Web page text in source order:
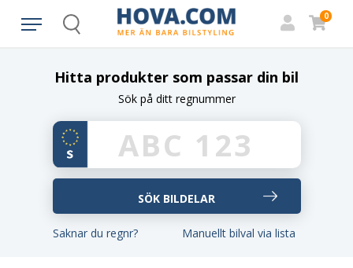
Search
0
Hitta produkter som passar din bil
Sök på ditt regnummer
Saknar du regnr? Manuellt bilval via lista